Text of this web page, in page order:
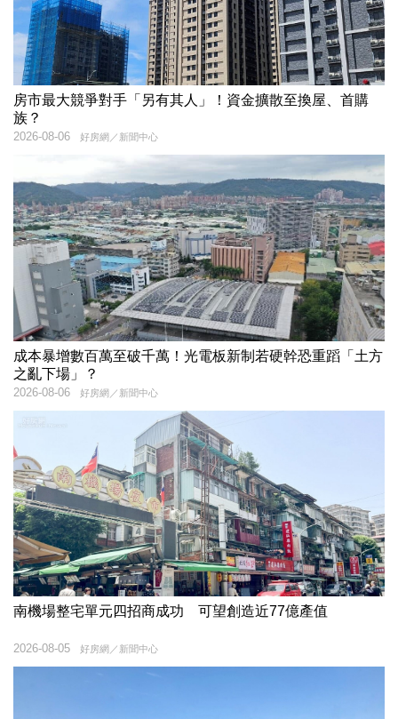
房市最大競爭對手「另有其人」！資金擴散至換屋、首購
族？
好房網／新聞中心
2026-08-06
成本暴增數百萬至破千萬！光電板新制若硬幹恐重蹈「土方
之亂下場」？
好房網／新聞中心
2026-08-06
南機場整宅單元四招商成功 可望創造近77億產值
好房網／新聞中心
2026-08-05